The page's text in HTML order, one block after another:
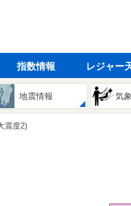
指数情報 レジャー
地震情報 気
震度2)